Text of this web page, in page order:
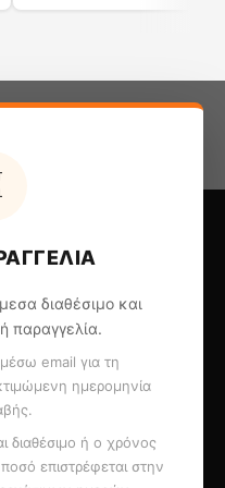
αποδοτική.
όπου εσείς
διαθέσιμο και
παραγγελία.
email για τη
ημερομηνία
διαθέσιμο ή ο χρόνος
επιστρέφεται στην
6018
και Πάφο